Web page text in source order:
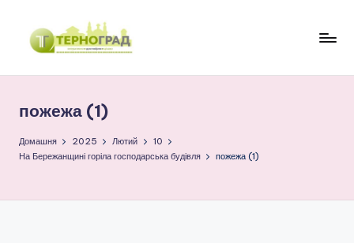
Перейти
р
н
г
пожежа (1)
Домашня 2025 Лютий
10
На Бережанщині горіла господарська будівля
пожежа (1)